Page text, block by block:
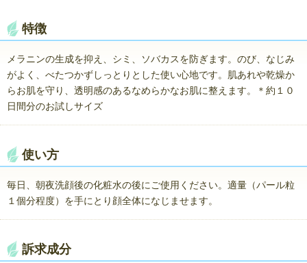
特徴
メラニンの生成を抑え、シミ、ソバカスを防ぎます。のび、なじみ
がよく、べたつかずしっとりとした使い心地です。肌あれや乾燥か
らお肌を守り、透明感のあるなめらかなお肌に整えます。＊約１０
日間分のお試しサイズ
使い方
毎日、朝夜洗顔後の化粧水の後にご使用ください。適量（パール粒
１個分程度）を手にとり顔全体になじませます。
訴求成分